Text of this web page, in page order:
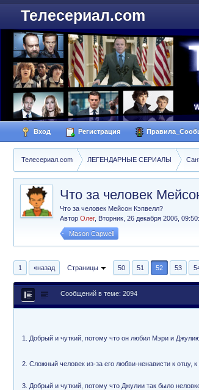
Телесериал.com
Вход Регистрация
Телесериал.com ЛЕГЕНДАРНЫЕ СЕРИАЛЫ
Что за человек
Что за человек Мейсон Кэпвелл?
Автор Олег, Вторник, 26 декабря 2006,
Mason Capwell
1 «назад Страницы 50 51 52 53
Сообщений в теме: 2094
1. Добрый и чуткий, потому что он любил Мэри и
2. Сложный человек из-за его любви-ненависти к отцу,
3. Добрый и чуткий, потому что Джулии так было